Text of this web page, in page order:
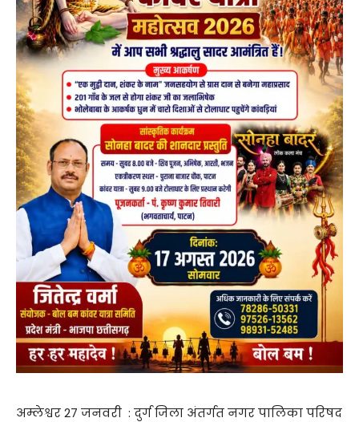
अम्लेश्वर 27 जनवरी : दुर्ग जिला अंतर्गत नगर पालिका परिषद